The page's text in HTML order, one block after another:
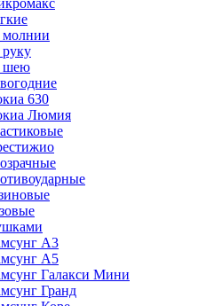
молнии
шею
630
Люмия
А3
А5
Галакси Мини
Гранд